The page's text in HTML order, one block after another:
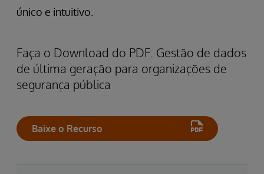
único e intuitivo.
Faça o Download do PDF: Gestão de dados
de última geração para organizações de
segurança pública
Baixe o Recurso